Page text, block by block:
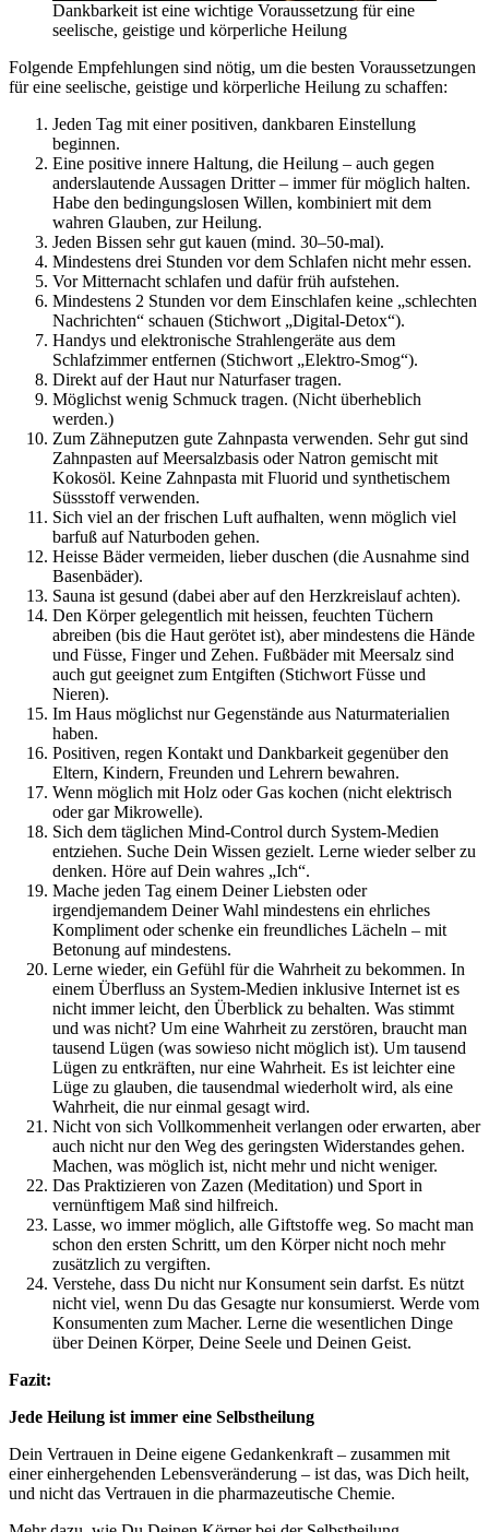
Dankbarkeit ist eine wichtige Voraussetzung für eine
seelische, geistige und körperliche Heilung
Folgende Empfehlungen sind nötig, um die besten Voraussetzungen
für eine seelische, geistige und körperliche Heilung zu schaffen:
Jeden Tag mit einer positiven, dankbaren Einstellung
beginnen.
Eine positive innere Haltung, die Heilung – auch gegen
anderslautende Aussagen Dritter – immer für möglich halten.
Habe den bedingungslosen Willen, kombiniert mit dem
wahren Glauben, zur Heilung.
Jeden Bissen sehr gut kauen (mind. 30–50-mal).
Mindestens drei Stunden vor dem Schlafen nicht mehr essen.
Vor Mitternacht schlafen und dafür früh aufstehen.
Mindestens 2 Stunden vor dem Einschlafen keine „schlechten
Nachrichten“ schauen (Stichwort „Digital-Detox“).
Handys und elektronische Strahlengeräte aus dem
Schlafzimmer entfernen (Stichwort „Elektro-Smog“).
Direkt auf der Haut nur Naturfaser tragen.
Möglichst wenig Schmuck tragen. (Nicht überheblich
werden.)
Zum Zähneputzen gute Zahnpasta verwenden. Sehr gut sind
Zahnpasten auf Meersalzbasis oder Natron gemischt mit
Kokosöl. Keine Zahnpasta mit Fluorid und synthetischem
Süssstoff verwenden.
Sich viel an der frischen Luft aufhalten, wenn möglich viel
barfuß auf Naturboden gehen.
Heisse Bäder vermeiden, lieber duschen (die Ausnahme sind
Basenbäder).
Sauna ist gesund (dabei aber auf den Herzkreislauf achten).
Den Körper gelegentlich mit heissen, feuchten Tüchern
abreiben (bis die Haut gerötet ist), aber mindestens die Hände
und Füsse, Finger und Zehen. Fußbäder mit Meersalz sind
auch gut geeignet zum Entgiften (Stichwort Füsse und
Nieren).
Im Haus möglichst nur Gegenstände aus Naturmaterialien
haben.
Positiven, regen Kontakt und Dankbarkeit gegenüber den
Eltern, Kindern, Freunden und Lehrern bewahren.
Wenn möglich mit Holz oder Gas kochen (nicht elektrisch
oder gar Mikrowelle).
Sich dem täglichen Mind-Control durch System-Medien
entziehen. Suche Dein Wissen gezielt. Lerne wieder selber zu
denken. Höre auf Dein wahres „Ich“.
Mache jeden Tag einem Deiner Liebsten oder
irgendjemandem Deiner Wahl mindestens ein ehrliches
Kompliment oder schenke ein freundliches Lächeln – mit
Betonung auf mindestens.
Lerne wieder, ein Gefühl für die Wahrheit zu bekommen. In
einem Überfluss an System-Medien inklusive Internet ist es
nicht immer leicht, den Überblick zu behalten. Was stimmt
und was nicht? Um eine Wahrheit zu zerstören, braucht man
tausend Lügen (was sowieso nicht möglich ist). Um tausend
Lügen zu entkräften, nur eine Wahrheit. Es ist leichter eine
Lüge zu glauben, die tausendmal wiederholt wird, als eine
Wahrheit, die nur einmal gesagt wird.
Nicht von sich Vollkommenheit verlangen oder erwarten, aber
auch nicht nur den Weg des geringsten Widerstandes gehen.
Machen, was möglich ist, nicht mehr und nicht weniger.
Das Praktizieren von Zazen (Meditation) und Sport in
vernünftigem Maß sind hilfreich.
Lasse, wo immer möglich, alle Giftstoffe weg. So macht man
schon den ersten Schritt, um den Körper nicht noch mehr
zusätzlich zu vergiften.
Verstehe, dass Du nicht nur Konsument sein darfst. Es nützt
nicht viel, wenn Du das Gesagte nur konsumierst. Werde vom
Konsumenten zum Macher. Lerne die wesentlichen Dinge
über Deinen Körper, Deine Seele und Deinen Geist.
Fazit:
Jede Heilung ist immer eine Selbstheilung
Dein Vertrauen in Deine eigene Gedankenkraft – zusammen mit
einer einhergehenden Lebensveränderung – ist das, was Dich heilt,
und nicht das Vertrauen in die pharmazeutische Chemie.